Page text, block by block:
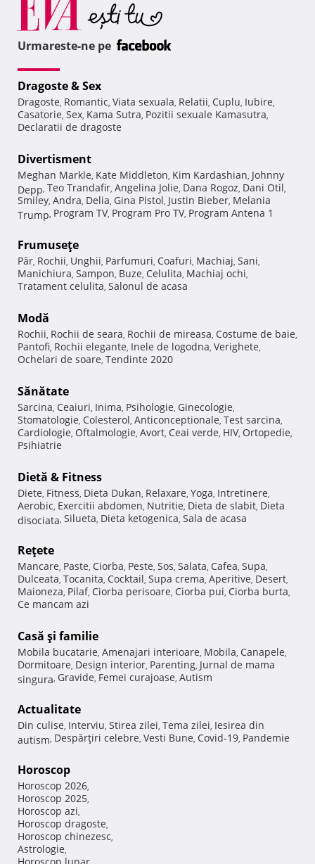
Urmareste-ne pe
Dragoste & Sex
Dragoste, Romantic, Viata sexuala, Relatii, Cuplu, Iubire,
Casatorie, Sex, Kama Sutra, Pozitii sexuale Kamasutra,
Declaratii de dragoste
Divertisment
Meghan Markle, Kate Middleton, Kim Kardashian, Johnny
Depp, Teo Trandafir, Angelina Jolie, Dana Rogoz, Dani Otil,
Smiley, Andra, Delia, Gina Pistol, Justin Bieber, Melania
Trump, Program TV, Program Pro TV, Program Antena 1
Frumuseţe
Păr, Rochii, Unghii, Parfumuri, Coafuri, Machiaj, Sani,
Manichiura, Sampon, Buze, Celulita, Machiaj ochi,
Tratament celulita, Salonul de acasa
Modă
Rochii, Rochii de seara, Rochii de mireasa, Costume de baie,
Pantofi, Rochii elegante, Inele de logodna, Verighete,
Ochelari de soare, Tendinte 2020
Sănătate
Sarcina, Ceaiuri, Inima, Psihologie, Ginecologie,
Stomatologie, Colesterol, Anticonceptionale, Test sarcina,
Cardiologie, Oftalmologie, Avort, Ceai verde, HIV, Ortopedie,
Psihiatrie
Dietă & Fitness
Diete, Fitness, Dieta Dukan, Relaxare, Yoga, Intretinere,
Aerobic, Exercitii abdomen, Nutritie, Dieta de slabit, Dieta
disociata, Silueta, Dieta ketogenica, Sala de acasa
Reţete
Mancare, Paste, Ciorba, Peste, Sos, Salata, Cafea, Supa,
Dulceata, Tocanita, Cocktail, Supa crema, Aperitive, Desert,
Maioneza, Pilaf, Ciorba perisoare, Ciorba pui, Ciorba burta,
Ce mancam azi
Casă şi familie
Mobila bucatarie, Amenajari interioare, Mobila, Canapele,
Dormitoare, Design interior, Parenting, Jurnal de mama
singura, Gravide, Femei curajoase, Autism
Actualitate
Din culise, Interviu, Stirea zilei, Tema zilei, Iesirea din
autism, Despărţiri celebre, Vesti Bune, Covid-19, Pandemie
Horoscop
Horoscop 2026,
Horoscop 2025,
Horoscop azi,
Horoscop dragoste,
Horoscop chinezesc,
Astrologie,